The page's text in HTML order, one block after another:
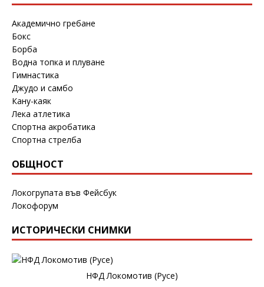
Академично гребане
Бокс
Борба
Водна топка и плуване
Гимнастика
Джудо и самбо
Кану-каяк
Лека атлетика
Спортна акробатика
Спортна стрелба
ОБЩНОСТ
Локогрупата във Фейсбук
Локофорум
ИСТОРИЧЕСКИ СНИМКИ
НФД Локомотив (Русе)